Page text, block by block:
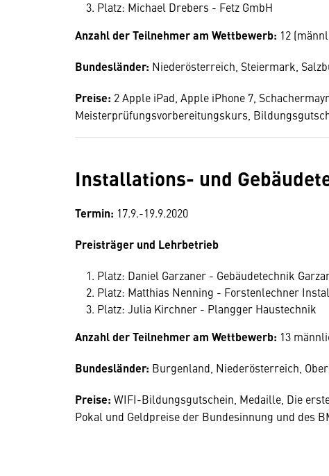
Platz: Michael Drebers - Fetz GmbH
Anzahl der Teilnehmer am Wettbewerb: 12
Bundesländer: Niederösterreich, Steiermark,
Preise: 2 Apple iPad, Apple iPhone 7,
Meisterprüfungsvorbereitungskurs,
Installations- und
Termin: 17.9.-19.9.2020
Preisträger und Lehrbetrieb
Platz: Daniel Garzaner - Gebäudetechnik
Platz: Matthias Nenning - Forstenlechner
Platz: Julia Kirchner - Plangger Haustechnik
Anzahl der Teilnehmer am Wettbewerb: 13
Bundesländer: Burgenland, Niederösterreich,
Preise: WIFI-Bildungsgutschein, Medaille, Die
Pokal und Geldpreise der Bundesinnung und des